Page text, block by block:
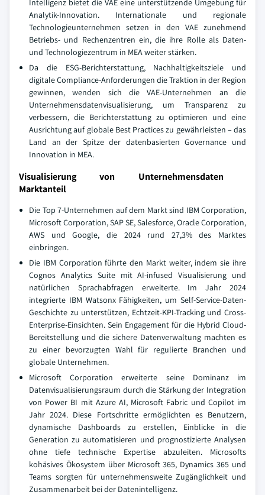
Intelligenz bietet die VAE eine unterstützende Umgebung für
Analytik-Innovation. Internationale und regionale
Technologieunternehmen setzen in den VAE zunehmend
Betriebs- und Rechenzentren ein, die ihre Rolle als Daten-
und Technologiezentrum in MEA weiter stärken.
Da die ESG-Berichterstattung, Nachhaltigkeitsziele und
digitale Compliance-Anforderungen die Traktion in der Region
gewinnen, wenden sich die VAE-Unternehmen an die
Unternehmensdatenvisualisierung, um Transparenz zu
verbessern, die Berichterstattung zu optimieren und eine
Ausrichtung auf globale Best Practices zu gewährleisten – das
Land an der Spitze der datenbasierten Governance und
Innovation in MEA.
Visualisierung von Unternehmensdaten
Marktanteil
Die Top 7-Unternehmen auf dem Markt sind IBM Corporation,
Microsoft Corporation, SAP SE, Salesforce, Oracle Corporation,
AWS und Google, die 2024 rund 27,3% des Marktes
einbringen.
Die IBM Corporation führte den Markt weiter, indem sie ihre
Cognos Analytics Suite mit AI-infused Visualisierung und
natürlichen Sprachabfragen erweiterte. Im Jahr 2024
integrierte IBM Watsonx Fähigkeiten, um Self-Service-Daten-
Geschichte zu unterstützen, Echtzeit-KPI-Tracking und Cross-
Enterprise-Einsichten. Sein Engagement für die Hybrid Cloud-
Bereitstellung und die sichere Datenverwaltung machten es
zu einer bevorzugten Wahl für regulierte Branchen und
globale Unternehmen.
Microsoft Corporation erweiterte seine Dominanz im
Datenvisualisierungsraum durch die Stärkung der Integration
von Power BI mit Azure AI, Microsoft Fabric und Copilot im
Jahr 2024. Diese Fortschritte ermöglichten es Benutzern,
dynamische Dashboards zu erstellen, Einblicke in die
Generation zu automatisieren und prognostizierte Analysen
ohne tiefe technische Expertise abzuleiten. Microsofts
kohäsives Ökosystem über Microsoft 365, Dynamics 365 und
Teams sorgten für unternehmensweite Zugänglichkeit und
Zusammenarbeit bei der Datenintelligenz.